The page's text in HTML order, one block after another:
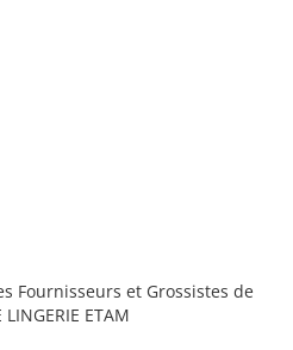
Fournisseurs et Grossistes de
LINGERIE ETAM